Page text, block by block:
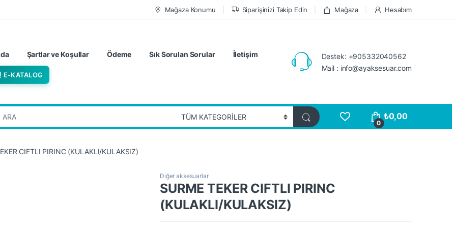
Mağaza Konumu Siparişinizi Takip Edin Mağaza Hesabım
Şartlar ve Koşullar Ödeme Sık Sorulan Sorular İletişim
E-KATALOG
Destek: +905332040562
Mail : info@ayaksesuar.com
0
₺0,00
CIFTLI PIRINC (KULAKLI/KULAKSIZ)
Diğer aksesuarlar
SURME TEKER CIFTLI PIRINC
(KULAKLI/KULAKSIZ)